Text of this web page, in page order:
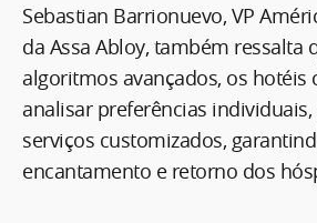
Sebastian Barrionuevo, VP
da Assa Abloy, também ressalta
algoritmos avançados, os hotéis
analisar preferências
serviços customizados,
encantamento e retorno dos